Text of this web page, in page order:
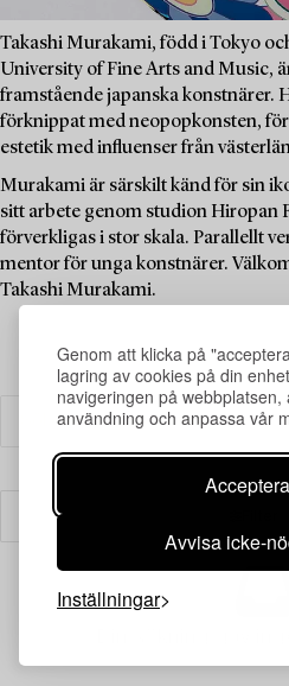
Genom att klicka på
lagring av cookies på din
navigeringen på
användning och anpassa vår
Avvisa icke-
Inställningar
Takashi Murakami, född i Tokyo
University of Fine Arts and Music,
framstående japanska konstnärer.
förknippat med neopopkonsten,
estetik med influenser från
Murakami är särskilt känd för sin
sitt arbete genom studion Hiropan
förverkligas i stor skala. Parallellt
mentor för unga konstnärer.
Takashi Murakami.